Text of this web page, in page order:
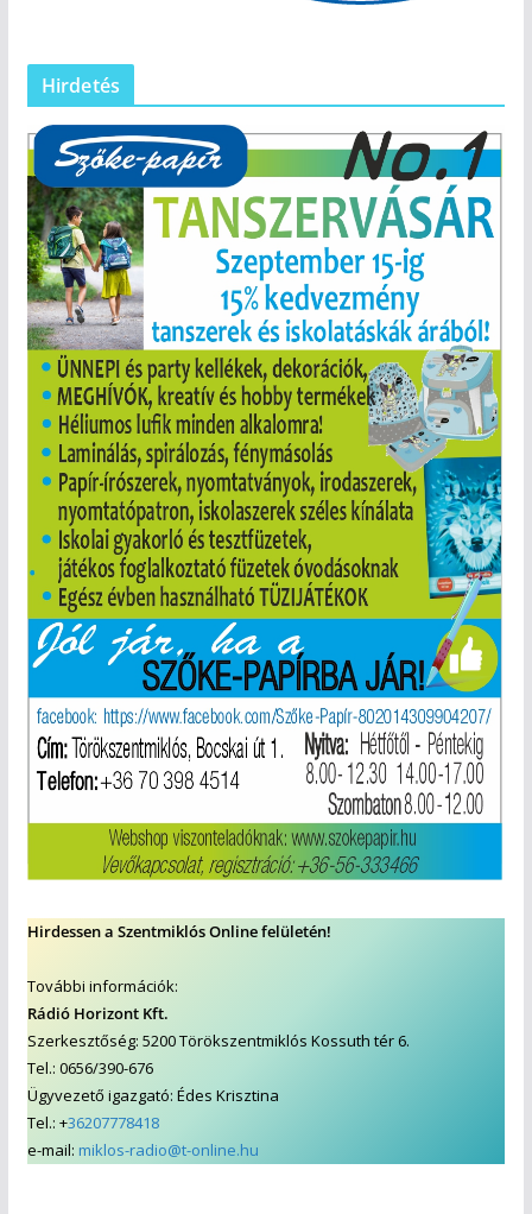
Hirdetés
Hirdessen a Szentmiklós Online felületén!
További információk:
Rádió Horizont Kft.
Szerkesztőség: 5200 Törökszentmiklós Kossuth tér 6.
Tel.: 0656/390-676
Ügyvezető igazgató: Édes Krisztina
Tel.: +36207778418
e-mail: miklos-radio@t-online.hu